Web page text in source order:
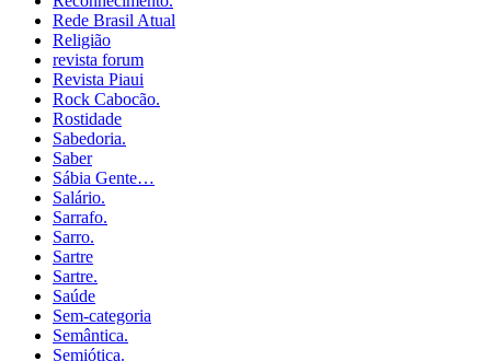
Rede Brasil Atual
Religião
revista forum
Revista Piaui
Rock Cabocão.
Rostidade
Sabedoria.
Saber
Sábia Gente…
Salário.
Sarrafo.
Sarro.
Sartre
Sartre.
Saúde
Sem-categoria
Semântica.
Semiótica.